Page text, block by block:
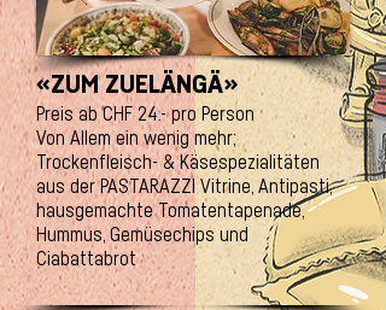
«ZUM ZUELÄNGÄ»
Preis ab CHF 24.- pro Person
Von Allem ein wenig mehr;
Trockenfleisch- & Käsespezialitäten
aus der PASTARAZZI Vitrine, Antipasti,
hausgemachte Tomatentapenade,
Hummus, Gemüsechips und
Ciabattabrot